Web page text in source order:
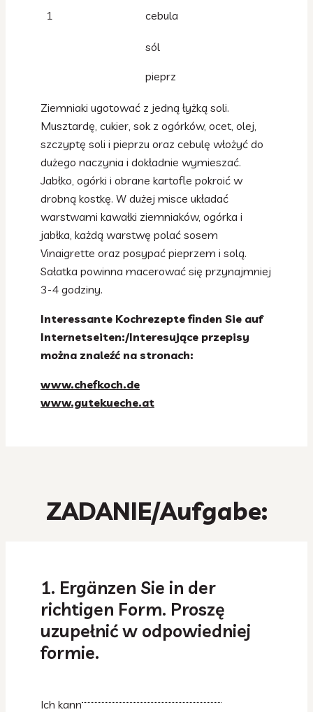
1 cebula
sól
pieprz
Ziemniaki ugotować z jedną łyżką soli.
Musztardę, cukier, sok z ogórków, ocet, olej,
szczyptę soli i pieprzu oraz cebulę włożyć do
dużego naczynia i dokładnie wymieszać.
Jabłko, ogórki i obrane kartofle pokroić w
drobną kostkę. W dużej misce układać
warstwami kawałki ziemniaków, ogórka i
jabłka, każdą warstwę polać sosem
Vinaigrette oraz posypać pieprzem i solą.
Sałatka powinna macerować się przynajmniej
3-4 godziny.
Interessante Kochrezepte finden Sie auf
Internetseiten:/Interesujące przepisy
można znaleźć na stronach:
www.chefkoch.de
www.gutekueche.at
ZADANIE/Aufgabe:
1. Ergänzen Sie in der
richtigen Form. Proszę
uzupełnić w odpowiedniej
formie.
Ich kann